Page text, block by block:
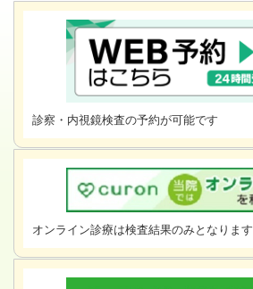
診察・内視鏡検査の予約が可能です
オンライン診療は検査結果のみとなります